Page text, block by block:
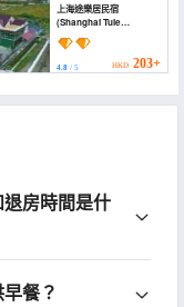
上海途樂居民宿
(Shanghai Tule
Residential
Accommodation)
4.8/ 5 HKD 203+
房時間是什
餐？